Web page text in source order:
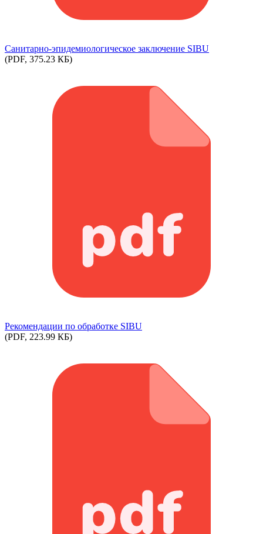
Cанитарно-эпидемиологическое заключение SIBU
(PDF, 375.23 КБ)
Рекомендации по обработке SIBU
(PDF, 223.99 КБ)